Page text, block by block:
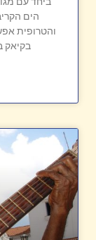
הים
והטרופית
בקיאק